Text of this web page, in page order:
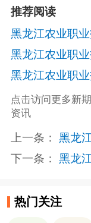
推荐阅读
黑龙江农业职
黑龙江农业职
黑龙江农业职
点击访问更多新
资讯
上一条： 黑龙
下一条： 黑龙
热门关注